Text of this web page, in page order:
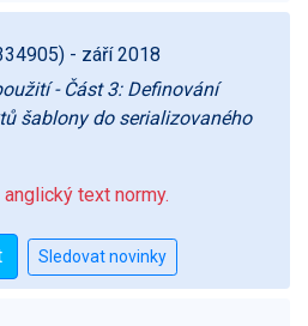
- září 2018
- Část 3: Definování
šablony do serializovaného
text normy.